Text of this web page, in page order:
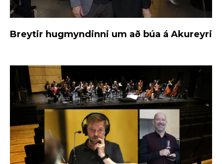
Breytir hugmyndinni um að búa á Akureyri